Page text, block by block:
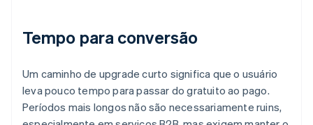
Tempo para conversão
Um caminho de upgrade curto significa que o usuário
leva pouco tempo para passar do gratuito ao pago.
Períodos mais longos não são necessariamente ruins,